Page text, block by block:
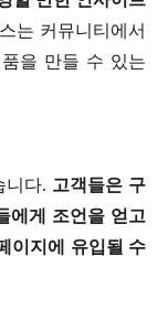
는 커뮤니티에서
을 만들 수 있는
니다. 고객들은 구
에게 조언을 얻고
이지에 유입될 수